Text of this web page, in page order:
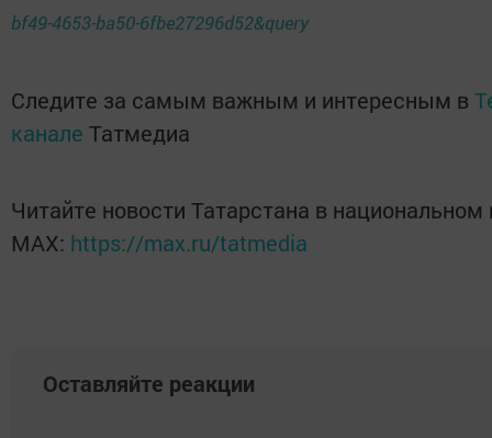
bf49-4653-ba50-6fbe27296d52&query
Следите за самым важным и интересным в
канале Татмедиа
Читайте новости Татарстана в
MАХ: https://max.ru/tatmedia
Оставляйте реакции